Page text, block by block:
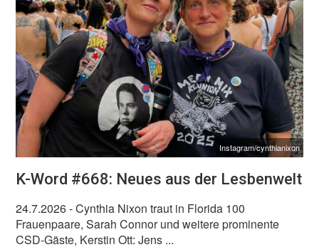
Instagram/cynthianixon
K-Word #668: Neues aus der Lesbenwelt
24.7.2026- Cynthia Nixon traut in Florida 100
Frauenpaare, Sarah Connor und weitere prominente
CSD-Gäste, Kerstin Ott: Jens ...